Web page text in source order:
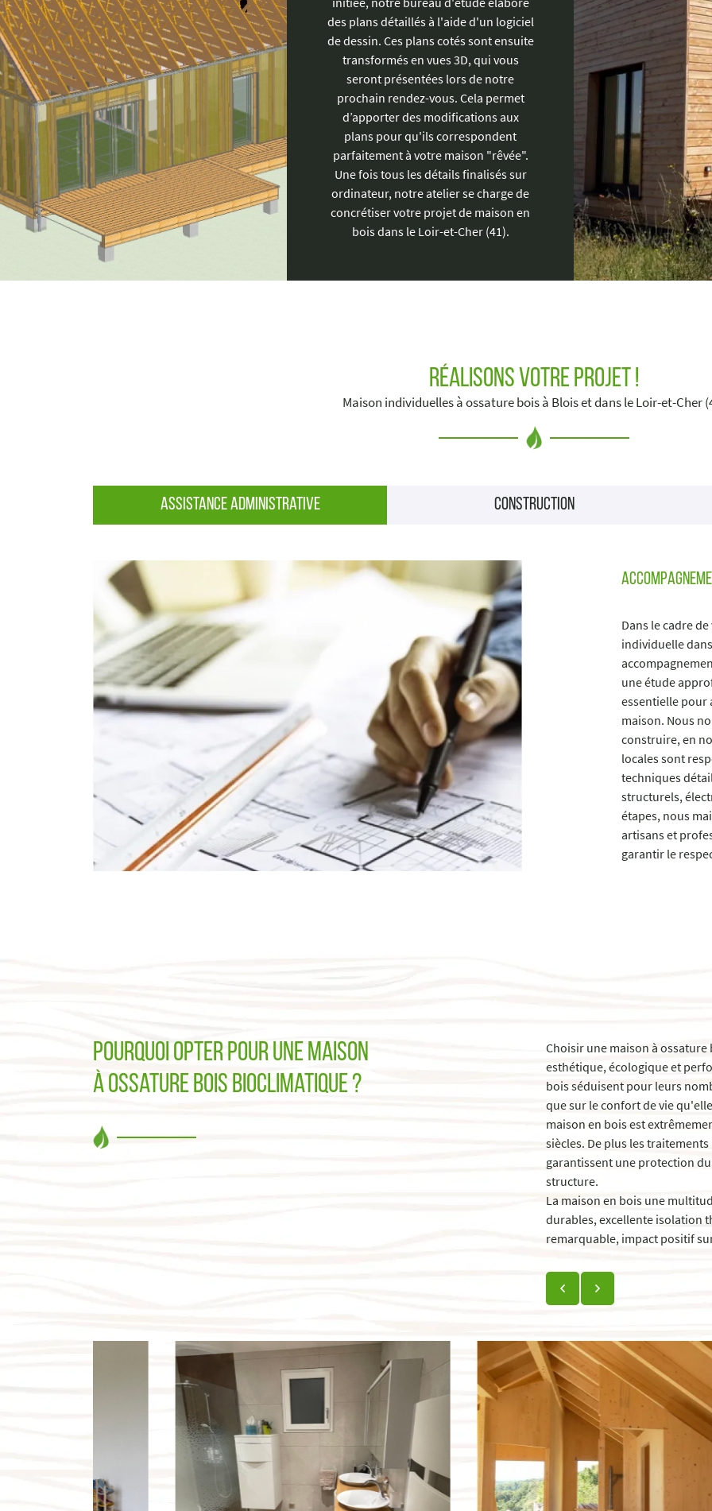
des plans détaillés à l'aide d'un logiciel
de dessin. Ces plans cotés sont ensuite
transformés en vues 3D, qui vous
seront présentées lors de notre
prochain rendez-vous. Cela permet
d’apporter des modifications aux
plans pour qu'ils correspondent
parfaitement à votre maison "rêvée".
Une fois tous les détails finalisés sur
ordinateur, notre atelier se charge de
concrétiser votre projet de maison en
bois dans le Loir-et-Cher (41).
Réalisons votre projet !
Maison individuelles à ossature bois à Blois et dans le Loir-et-Cher
Assistance administrative construction
Dans le cadre
individuelle
une étude
essentielle pour
maison. Nous
construire, en
locales sont
techniques
structurels,
étapes, nous
artisans et
garantir le
Pourquoi opter pour une maison
à ossature bois bioclimatique ?
Choisir une maison à
esthétique, écologique et
bois séduisent pour leurs
que sur le confort de vie
maison en bois est
siècles. De plus les
garantissent une protection
structure.
La maison en bois une
durables, excellente isolation
remarquable, impact positif